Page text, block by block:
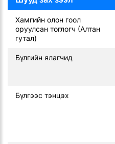
Хамгийн олон гоол
оруулсан тоглогч (Алтан
гутал)
Бүлгийн ялагчид
Бүлгээс тэнцэх